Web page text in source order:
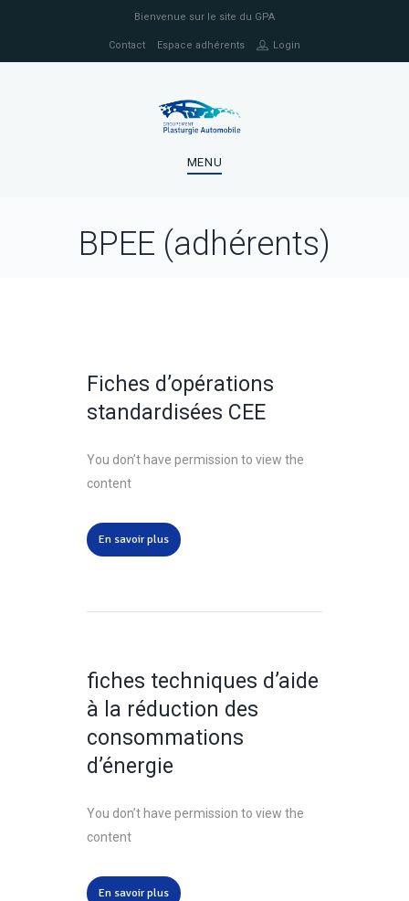
Bienvenue sur le site du GPA
Contact Espace adhérents Login
MENU
BPEE (adhérents)
Fiches d’opérations
standardisées CEE
You don’t have permission to view the
content
En savoir plus
fiches techniques d’aide
à la réduction des
consommations
d’énergie
You don’t have permission to view the
content
En savoir plus